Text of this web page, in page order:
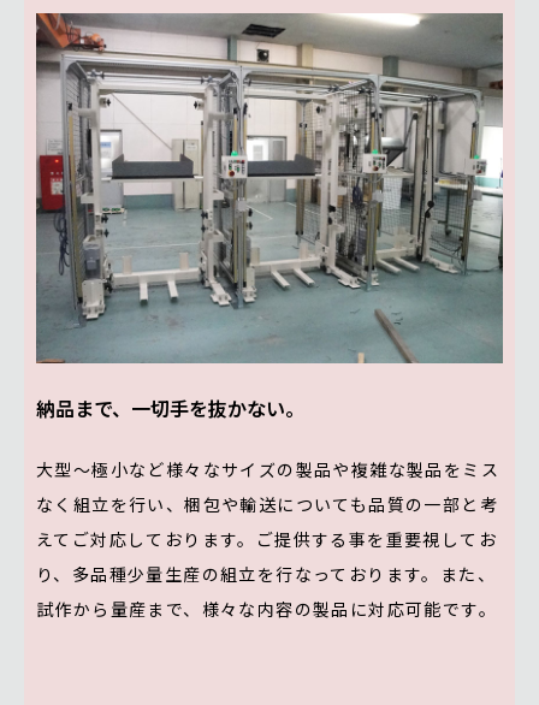
納品まで、一切手を抜かない。
大型〜極小など様々なサイズの製品や複雑な製品をミス
なく組立を行い、梱包や輸送についても品質の一部と考
えてご対応しております。ご提供する事を重要視してお
り、多品種少量生産の組立を行なっております。また、
試作から量産まで、様々な内容の製品に対応可能です。